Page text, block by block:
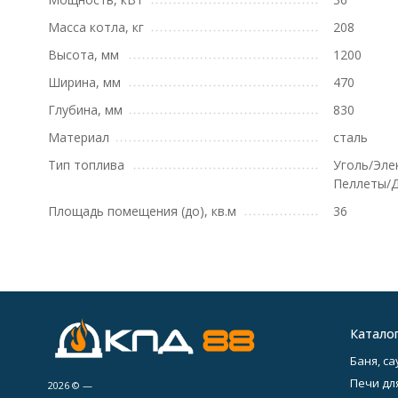
Масса котла, кг
208
Высота, мм
1200
Ширина, мм
470
Глубина, мм
830
Материал
сталь
Тип топлива
Уголь/
Пеллеты/
Площадь помещения (до), кв.м
36
2026 © —
Баня,
Печи